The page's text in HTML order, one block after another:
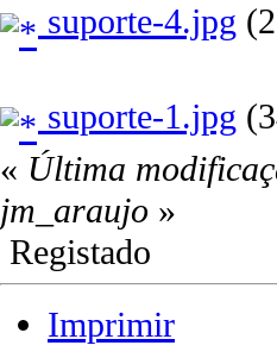
suporte-4.jpg
suporte-1.jpg
« Última
jm_araujo »
Registado
Imprimir